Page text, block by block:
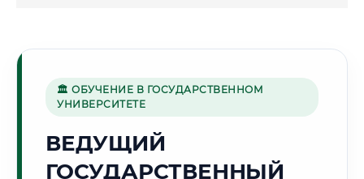
Г. ФЕРГАНА
🏛 ОБУЧЕНИЕ В ГОСУДАРСТВЕННОМ
УНИВЕРСИТЕТЕ
ВЕДУЩИЙ
ГОСУДАРСТВЕННЫЙ